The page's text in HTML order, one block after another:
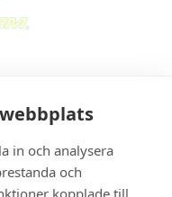
in och analysera
och
kopplade till